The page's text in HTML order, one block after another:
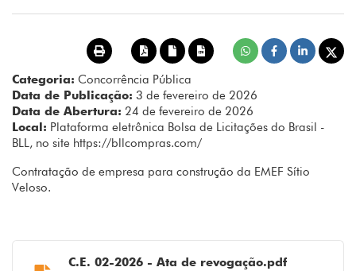
Categoria: Concorrência Pública
Data de Publicação: 3 de fevereiro de 2026
Data de Abertura: 24 de fevereiro de 2026
Local: Plataforma eletrônica Bolsa de Licitações do Brasil -
BLL, no site https://bllcompras.com/
Contratação de empresa para construção da EMEF Sítio
Veloso.
C.E. 02-2026 - Ata de revogação.pdf